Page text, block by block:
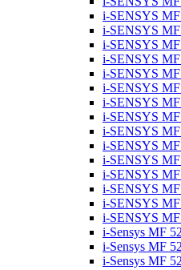
i-SENSYS MF
i-SENSYS
i-SENSYS
i-SENSYS
i-SENSYS
i-SENSYS MF
i-SENSYS
i-SENSYS
i-SENSYS MF
i-SENSYS
i-SENSYS MF
i-SENSYS
i-SENSYS MF
i-SENSYS
i-SENSYS
i-Sensys MF
i-Sensys MF
i-Sensys MF